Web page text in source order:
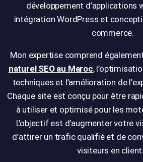
développement d’applications
intégration WordPress et
commerce.
Mon expertise comprend
naturel SEO au Maroc,
techniques et l’amélioration de
Chaque site est conçu pour être
à utiliser et optimisé pour les
L’objectif est d’augmenter votre
d’attirer un trafic qualifié et de
visiteurs en